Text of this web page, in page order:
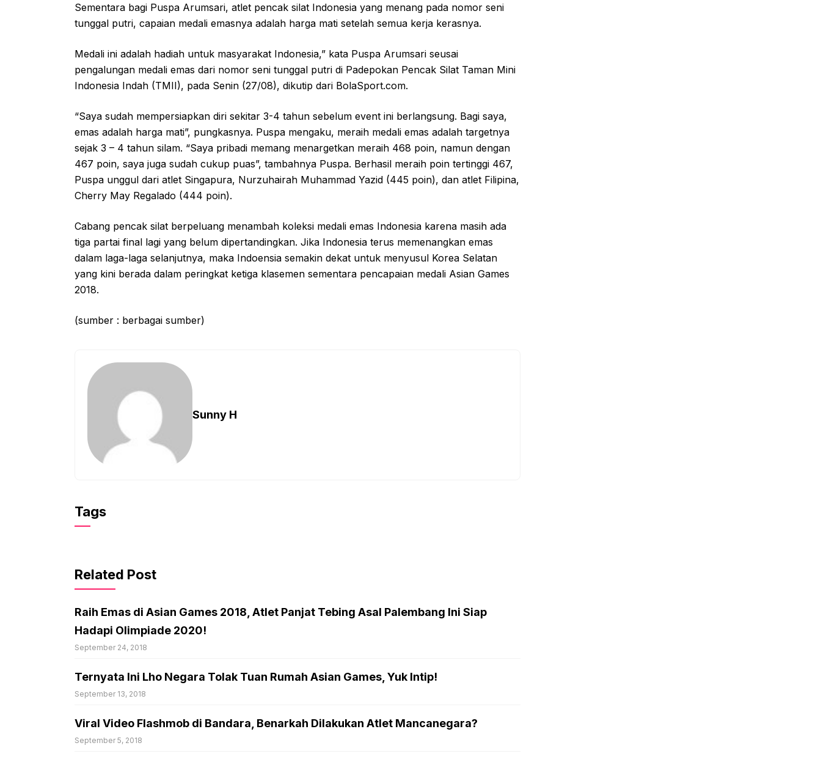
Sementara bagi Puspa Arumsari, atlet pencak silat Indonesia yang menang pada nomor seni
tunggal putri, capaian medali emasnya adalah harga mati setelah semua kerja kerasnya.
Medali ini adalah hadiah untuk masyarakat Indonesia,” kata Puspa Arumsari seusai
pengalungan medali emas dari nomor seni tunggal putri di Padepokan Pencak Silat Taman Mini
Indonesia Indah (TMII), pada Senin (27/08), dikutip dari BolaSport.com.
“Saya sudah mempersiapkan diri sekitar 3-4 tahun sebelum event ini berlangsung. Bagi saya,
emas adalah harga mati”, pungkasnya. Puspa mengaku, meraih medali emas adalah targetnya
sejak 3 – 4 tahun silam. “Saya pribadi memang menargetkan meraih 468 poin, namun dengan
467 poin, saya juga sudah cukup puas”, tambahnya Puspa. Berhasil meraih poin tertinggi 467,
Puspa unggul dari atlet Singapura, Nurzuhairah Muhammad Yazid (445 poin), dan atlet Filipina,
Cherry May Regalado (444 poin).
Cabang pencak silat berpeluang menambah koleksi medali emas Indonesia karena masih ada
tiga partai final lagi yang belum dipertandingkan. Jika Indonesia terus memenangkan emas
dalam laga-laga selanjutnya, maka Indoensia semakin dekat untuk menyusul Korea Selatan
yang kini berada dalam peringkat ketiga klasemen sementara pencapaian medali Asian Games
2018.
(sumber : berbagai sumber)
Sunny H
Tags
Related Post
Raih Emas di Asian Games 2018, Atlet Panjat Tebing Asal Palembang Ini Siap
Hadapi Olimpiade 2020!
September 24, 2018
Ternyata Ini Lho Negara Tolak Tuan Rumah Asian Games, Yuk Intip!
September 13, 2018
Viral Video Flashmob di Bandara, Benarkah Dilakukan Atlet Mancanegara?
September 5, 2018